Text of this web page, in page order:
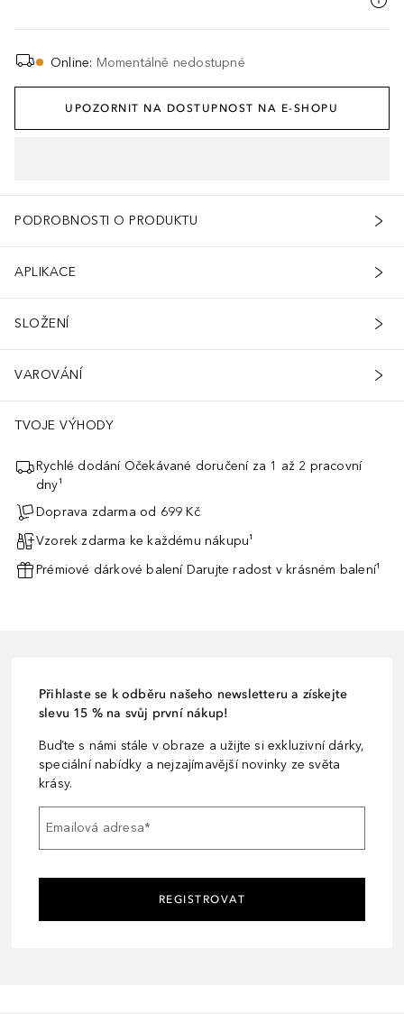
Online: Momentálně nedostupné
UPOZORNIT NA DOSTUPNOST NA E-SHOPU
PODROBNOSTI O PRODUKTU
APLIKACE
SLOŽENÍ
VAROVÁNÍ
TVOJE VÝHODY
Rychlé dodání Očekávané doručení za 1 až 2 pracovní
dny¹
Doprava zdarma od 699 Kč
Vzorek zdarma ke každému nákupu¹
Prémiové dárkové balení Darujte radost v krásném balení¹
Přihlaste se k odběru našeho newsletteru a získejte
slevu 15 % na svůj první nákup!
Buďte s námi stále v obraze a užijte si exkluzivní dárky,
speciální nabídky a nejzajímavější novinky ze světa
krásy.
Emailová adresa*
REGISTROVAT